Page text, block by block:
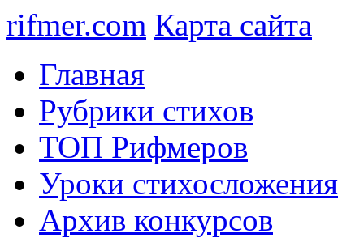
rifmer.com Карта сайта
Главная
Рубрики стихов
ТОП Рифмеров
Уроки стихосложения
Архив конкурсов